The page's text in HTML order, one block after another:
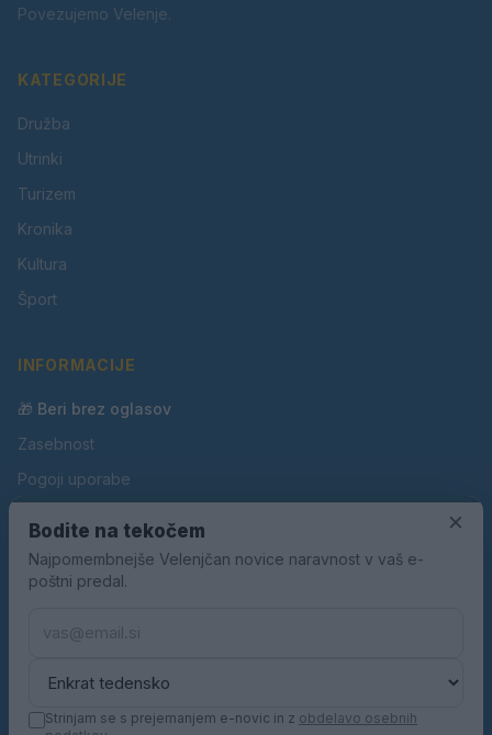
Povezujemo Velenje.
KATEGORIJE
Družba
Utrinki
Turizem
Kronika
Kultura
Šport
INFORMACIJE
🎁 Beri brez oglasov
Zasebnost
Pogoji uporabe
Oglaševanje
Kontakt
×
Bodite na tekočem
Najpomembnejše Velenjčan novice naravnost v vaš e-
poštni predal.
Strinjam se s prejemanjem e-novic in z obdelavo osebnih